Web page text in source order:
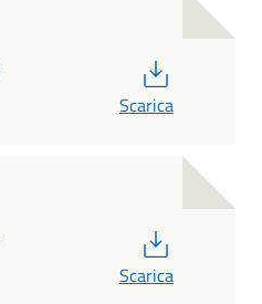
Scarica
Scarica